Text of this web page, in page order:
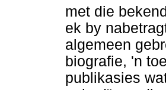
met die
ek by
algemeen
biografie, 'n
publikasies